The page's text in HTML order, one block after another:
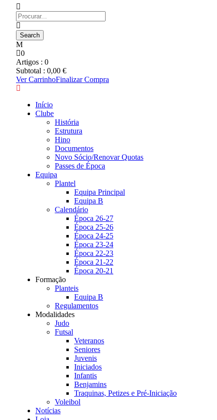
0
Artigos : 0
Subtotal : 0,00 €
Ver CarrinhoFinalizar Compra
Início
Clube
História
Estrutura
Hino
Documentos
Novo Sócio/Renovar Quotas
Passes de Época
Equipa
Plantel
Equipa Principal
Equipa B
Calendário
Época 26-27
Época 25-26
Época 24-25
Época 23-24
Época 22-23
Época 21-22
Época 20-21
Formação
Planteis
Equipa B
Regulamentos
Modalidades
Judo
Futsal
Veteranos
Seniores
Juvenis
Iniciados
Infantis
Benjamins
Traquinas, Petizes e Pré-Iniciação
Voleibol
Notícias